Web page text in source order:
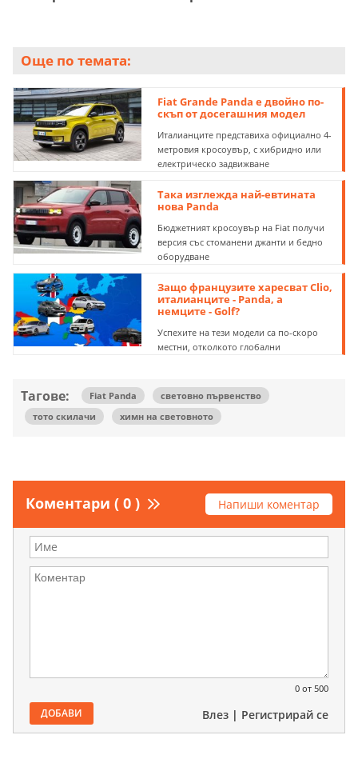
Още по темата:
Fiat Grande Panda е двойно по-
скъп от досегашния модел
Италианците представиха официално 4-
метровия кросоувър, с хибридно или
електрическо задвижване
Така изглежда най-евтината
нова Panda
Бюджетният кросоувър на Fiat получи
версия със стоманени джанти и бедно
оборудване
Защо французите харесват Clio,
италианците - Panda, а
немците - Golf?
Успехите на тези модели са по-скоро
местни, отколкото глобални
Тагове: Fiat Panda
световно първенство
тото скилачи
химн на световното
Коментари ( 0 ) Напиши коментар
0 от 500
ДОБАВИ Влез | Регистрирай се